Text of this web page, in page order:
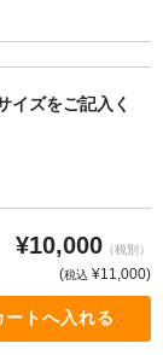
イズをご記入く
¥10,000 （税別）
(税込 ¥11,000)